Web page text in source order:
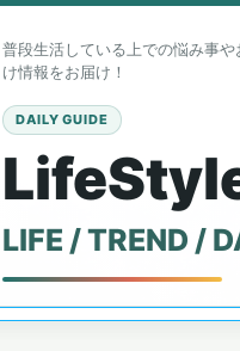
普段生活している上での悩み事
け情報をお届け！